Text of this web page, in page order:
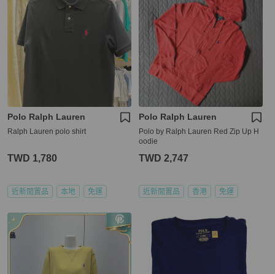
Polo Ralph Lauren
Ralph Lauren polo shirt
TWD 1,780
近新閒置品 本地 免運
Polo Ralph Lauren
Polo by Ralph Lauren Red Zip Up H
oodie
TWD 2,747
近新閒置品 香港 免運